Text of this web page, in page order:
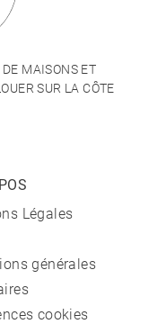
MAISONS ET
SUR LA CÔTE
Légales
générales
cookies